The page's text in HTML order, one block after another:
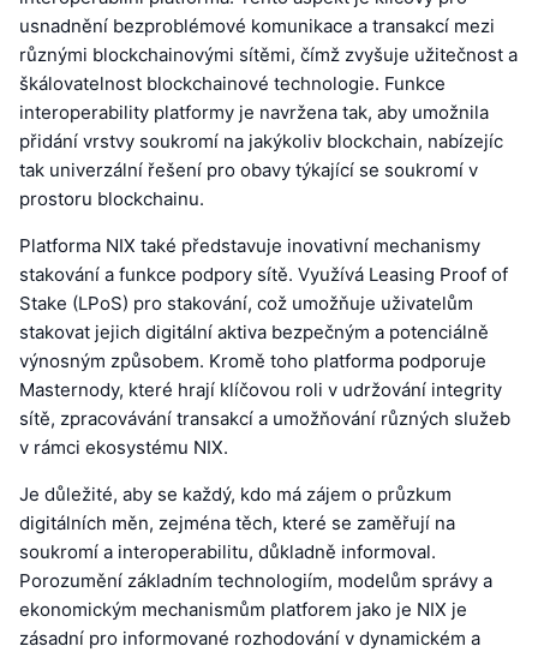
usnadnění bezproblémové komunikace a transakcí mezi
různými blockchainovými sítěmi, čímž zvyšuje užitečnost a
škálovatelnost blockchainové technologie. Funkce
interoperability platformy je navržena tak, aby umožnila
přidání vrstvy soukromí na jakýkoliv blockchain, nabízejíc
tak univerzální řešení pro obavy týkající se soukromí v
prostoru blockchainu.
Platforma NIX také představuje inovativní mechanismy
stakování a funkce podpory sítě. Využívá Leasing Proof of
Stake (LPoS) pro stakování, což umožňuje uživatelům
stakovat jejich digitální aktiva bezpečným a potenciálně
výnosným způsobem. Kromě toho platforma podporuje
Masternody, které hrají klíčovou roli v udržování integrity
sítě, zpracovávání transakcí a umožňování různých služeb
v rámci ekosystému NIX.
Je důležité, aby se každý, kdo má zájem o průzkum
digitálních měn, zejména těch, které se zaměřují na
soukromí a interoperabilitu, důkladně informoval.
Porozumění základním technologiím, modelům správy a
ekonomickým mechanismům platforem jako je NIX je
zásadní pro informované rozhodování v dynamickém a